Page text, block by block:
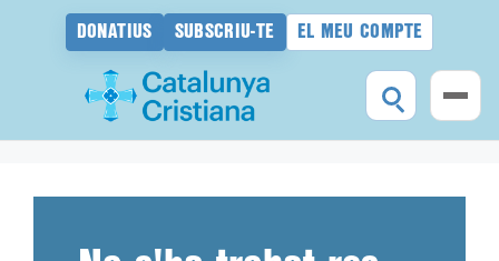
DONATIUS SUBSCRIU-TE EL MEU COMPTE